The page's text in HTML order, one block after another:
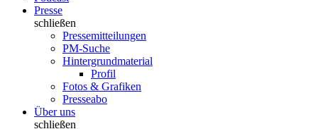
Presse
schließen
Pressemitteilungen
PM-Suche
Hintergrundmaterial
Profil
Fotos & Grafiken
Presseabo
Über uns
schließen